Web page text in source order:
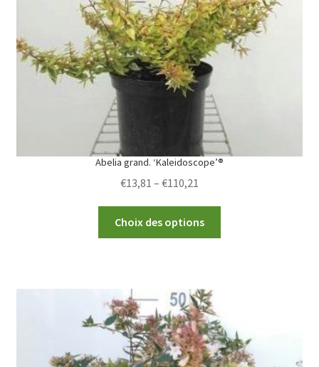
be
chosen
on
Abelia grand. ‘Kaleidoscope’®
€13,81 – €110,21
€13,81
through
Choix des options
options
may
be